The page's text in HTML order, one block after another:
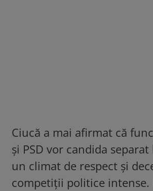
Ciucă a mai afirmat că
și PSD vor candida
un climat de respect și
competiții politice intense.